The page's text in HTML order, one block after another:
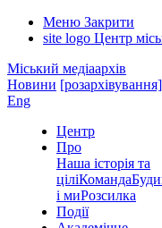
Меню Закрити
site logo Центр
Міський медіаархів
Новини [розархівування]
Eng
Центр
Про
Наша історія та
ціліКоманда
і миРозсилка
Події